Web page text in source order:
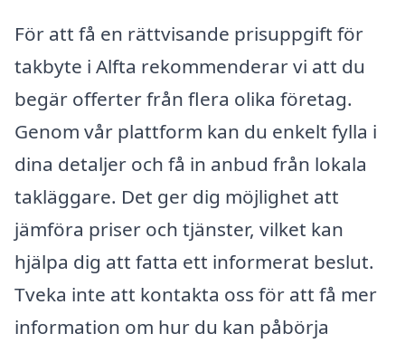
För att få en rättvisande prisuppgift för
takbyte i Alfta rekommenderar vi att du
begär offerter från flera olika företag.
Genom vår plattform kan du enkelt fylla i
dina detaljer och få in anbud från lokala
takläggare. Det ger dig möjlighet att
jämföra priser och tjänster, vilket kan
hjälpa dig att fatta ett informerat beslut.
Tveka inte att kontakta oss för att få mer
information om hur du kan påbörja